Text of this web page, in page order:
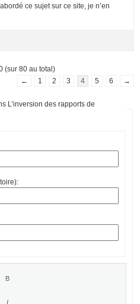
ce sujet sur ce site, je n’en
(sur 80 au total)
←
1 2 3 4 5 6 →
L’inversion des rapports de